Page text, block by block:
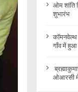
ओम शांति
शुभारंभ
कॉमनवेल्थ
गाँव में हुआ
ओआरसी में